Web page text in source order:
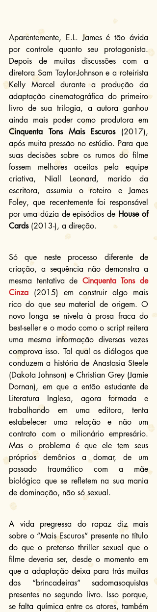
Aparentemente, E.L. James é tão ávida
por controle quanto seu protagonista.
Depois de muitas discussões com a
diretora Sam Taylor-Johnson e a roteirista
Kelly Marcel durante a produção da
adaptação cinematográfica do primeiro
livro de sua trilogia, a autora ganhou
Cinquenta Tons Mais Escuros (2017),
após muita pressão no estúdio. Para que
suas decisões sobre os rumos do filme
fossem melhores aceitas pela equipe
criativa, Niall Leonard, marido da
escritora, assumiu o roteiro e James
Foley, que recentemente foi responsável
por uma dúzia de episódios de House of
Cards (2013-), a direção.
Só que neste processo diferente de
criação, a sequência não demonstra a
mesma tentativa de Cinquenta Tons de
Cinza (2015) em construir algo mais
rico do que seu material de origem. O
novo longa se nivela à prosa fraca do
best-seller e o modo como o script reitera
uma mesma informação diversas vezes
comprova isso. Tal qual os diálogos que
conduzem a história de Anastasia Steele
(Dakota Johnson) e Christian Grey (Jamie
Dornan), em que a então estudante de
Literatura Inglesa, agora formada e
trabalhando em uma editora, tenta
estabelecer uma relação e não um
contrato com o milionário empresário.
Mas o problema é que ele tem seus
próprios demônios a domar, de um
passado traumático com a mãe
biológica que se refletem na sua mania
de dominação, não só sexual.
A vida pregressa do rapaz diz mais
sobre o “Mais Escuros” presente no título
do que o pretenso thriller sexual que o
filme deveria ser, desde o momento em
que a adaptação deixa para trás muitas
das “brincadeiras” sadomasoquistas
presentes no segundo livro. Isso porque,
se falta química entre os atores, também